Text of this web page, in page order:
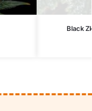
Black